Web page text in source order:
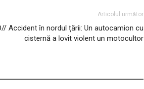
Articolul următor
Accident în nordul țării: Un autocamion cu
cisternă a lovit violent un motocultor